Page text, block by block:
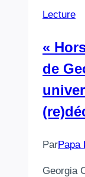
Lecture
«
de
ParPapa
Georgia